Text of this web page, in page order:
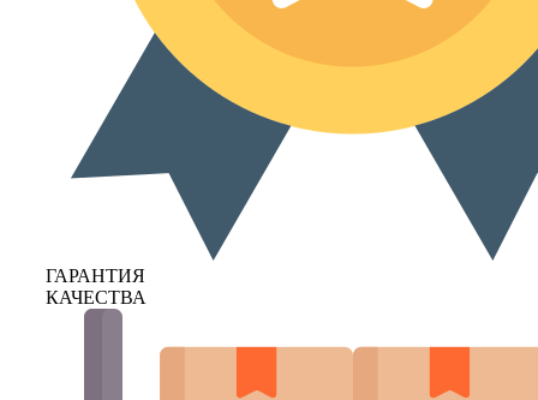
ГАРАНТИЯ
КАЧЕСТВА